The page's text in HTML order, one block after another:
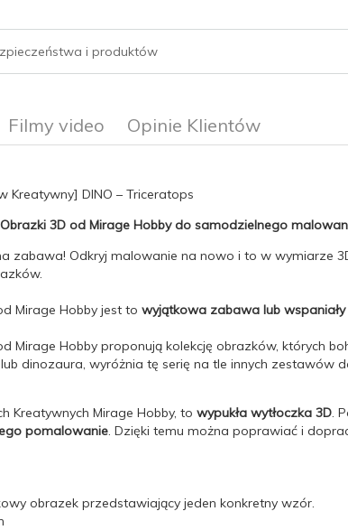
i produktów
Filmy video Opinie Klientów
Kreatywny] DINO – Triceratops
3D od Mirage Hobby do samodzielnego
zabawa! Odkryj malowanie na nowo i to w wymiarze
Mirage Hobby jest to wyjątkowa zabawa lub
Mirage Hobby proponują kolekcję obrazków, których
dinozaura, wyróżnia tę serię na tle innych zestawów
Kreatywnych Mirage Hobby, to wypukła wytłoczka 3D.
pomalowanie. Dzięki temu można poprawiać i
obrazek przedstawiający jeden konkretny wzór.